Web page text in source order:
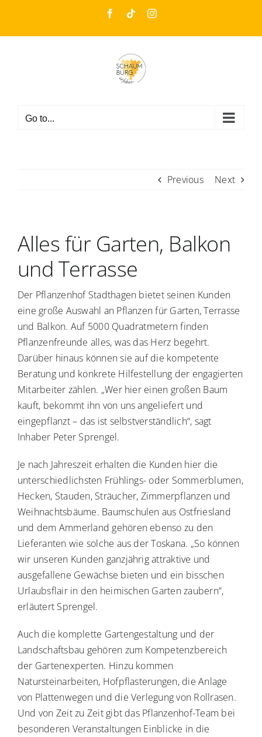
content
Facebook
TiktokInstagram
Go to...
Previous Next
Alles für Garten, Balkon
und Terrasse
Der Pflanzenhof Stadthagen bietet seinen Kunden
eine große Auswahl an Pflanzen für Garten, Terrasse
und Balkon. Auf 5000 Quadratmetern finden
Pflanzenfreunde alles, was das Herz begehrt.
Darüber hinaus können sie auf die kompetente
Beratung und konkrete Hilfestellung der engagierten
Mitarbeiter zählen. „Wer hier einen großen Baum
kauft, bekommt ihn von uns angeliefert und
eingepflanzt – das ist selbstverständlich“, sagt
Inhaber Peter Sprengel.
Je nach Jahreszeit erhalten die Kunden hier die
unterschiedlichsten Frühlings- oder Sommerblumen,
Hecken, Stauden, Sträucher, Zimmerpflanzen und
Weihnachtsbäume. Baumschulen aus Ostfriesland
und dem Ammerland gehören ebenso zu den
Lieferanten wie solche aus der Toskana. „So können
wir unseren Kunden ganzjährig attraktive und
ausgefallene Gewächse bieten und ein bisschen
Urlaubsflair in den heimischen Garten zaubern“,
erläutert Sprengel.
Auch die komplette Gartengestaltung und der
Landschaftsbau gehören zum Kompetenzbereich
der Gartenexperten. Hinzu kommen
Natursteinarbeiten, Hofpflasterungen, die Anlage
von Plattenwegen und die Verlegung von Rollrasen.
Und von Zeit zu Zeit gibt das Pflanzenhof-Team bei
besonderen Veranstaltungen Einblicke in die